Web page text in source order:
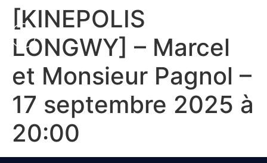
[KINEPOLIS
LONGWY] – Marcel
et Monsieur Pagnol –
17 septembre 2025 à
20:00